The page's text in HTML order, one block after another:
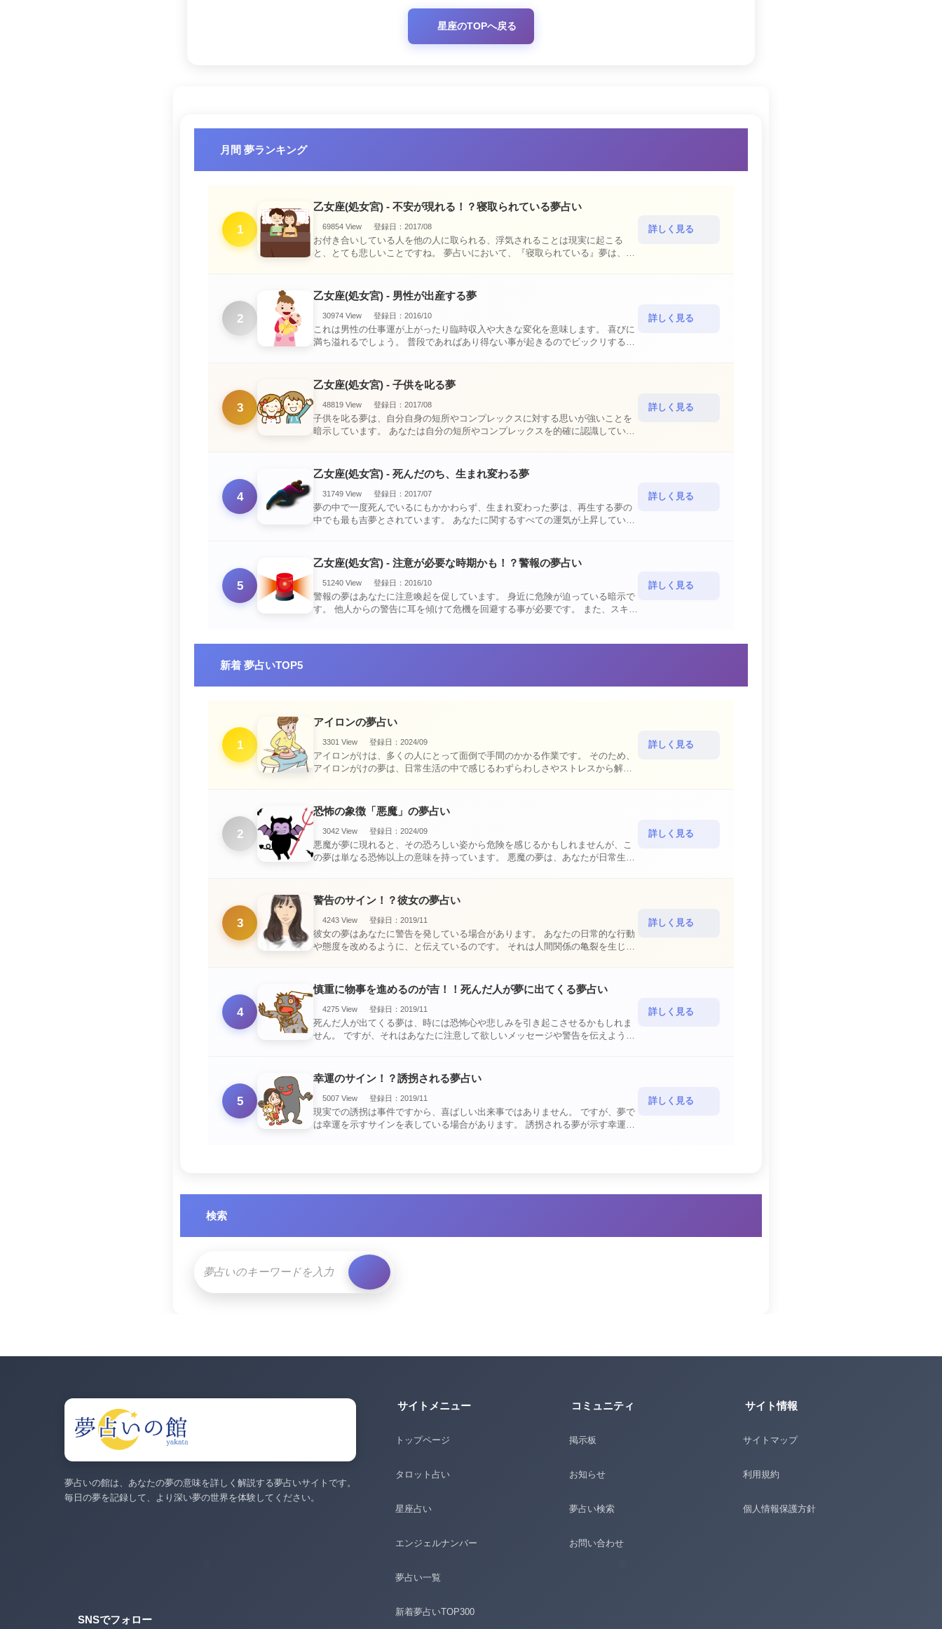
星座のTOPへ戻る
月間 夢ランキング
1
乙女座(処女宮) - 不安が現れる！？寝取られている夢占い
69854 View 登録日：2017/08
お付き合いしている人を他の人に取られる、浮気されることは現実に起こる
と、とても悲しいことですね。 夢占いにおいて、『寝取られている』夢は、現
詳しく見る
2
乙女座(処女宮) - 男性が出産する夢
30974 View 登録日：2016/10
これは男性の仕事運が上がったり臨時収入や大きな変化を意味します。 喜びに
満ち溢れるでしょう。 普段であればあり得ない事が起きるのでビックリするで
詳しく見る
3
乙女座(処女宮) - 子供を叱る夢
48819 View 登録日：2017/08
子供を叱る夢は、自分自身の短所やコンプレックスに対する思いが強いことを
暗示しています。 あなたは自分の短所やコンプレックスを的確に認識してい
詳しく見る
4
乙女座(処女宮) - 死んだのち、生まれ変わる夢
31749 View 登録日：2017/07
夢の中で一度死んでいるにもかかわらず、生まれ変わった夢は、再生する夢の
中でも最も吉夢とされています。 あなたに関するすべての運気が上昇している
詳しく見る
5
乙女座(処女宮) - 注意が必要な時期かも！？警報の夢占い
51240 View 登録日：2016/10
警報の夢はあなたに注意喚起を促しています。 身近に危険が迫っている暗示で
す。 他人からの警告に耳を傾けて危機を回避する事が必要です。 また、スキが
詳しく見る
新着 夢占いTOP5
1
アイロンの夢占い
3301 View 登録日：2024/09
アイロンがけは、多くの人にとって面倒で手間のかかる作業です。 そのため、
アイロンがけの夢は、日常生活の中で感じるわずらわしさやストレスから解放
詳しく見る
2
恐怖の象徴「悪魔」の夢占い
3042 View 登録日：2024/09
悪魔が夢に現れると、その恐ろしい姿から危険を感じるかもしれませんが、こ
の夢は単なる恐怖以上の意味を持っています。 悪魔の夢は、あなたが日常生活
詳しく見る
3
警告のサイン！？彼女の夢占い
4243 View 登録日：2019/11
彼女の夢はあなたに警告を発している場合があります。 あなたの日常的な行動
や態度を改めるように、と伝えているのです。 それは人間関係の亀裂を生じさ
詳しく見る
4
慎重に物事を進めるのが吉！！死んだ人が夢に出てくる夢占い
4275 View 登録日：2019/11
死んだ人が出てくる夢は、時には恐怖心や悲しみを引き起こさせるかもしれま
せん。 ですが、それはあなたに注意して欲しいメッセージや警告を伝えようと
詳しく見る
5
幸運のサイン！？誘拐される夢占い
5007 View 登録日：2019/11
現実での誘拐は事件ですから、喜ばしい出来事ではありません。 ですが、夢で
は幸運を示すサインを表している場合があります。 誘拐される夢が示す幸運の
詳しく見る
検索
夢占いの館は、あなたの夢の意味を詳しく解説する夢占いサイトです。
毎日の夢を記録して、より深い夢の世界を体験してください。
SNSでフォロー
サイトメニュー
トップページ
タロット占い
星座占い
エンジェルナンバー
夢占い一覧
新着夢占いTOP300
コミュニティ
掲示板
お知らせ
夢占い検索
お問い合わせ
サイト情報
サイトマップ
利用規約
個人情報保護方針